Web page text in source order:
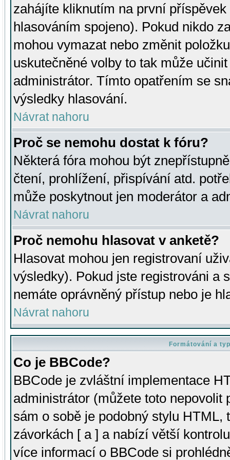
zahájíte kliknutím na první
hlasováním spojeno). Pokud nikdo
mohou vymazat nebo změnit
uskutečněné volby to tak může
administrátor. Tímto opatřením se
výsledky hlasování.
Návrat nahoru
Proč se nemohu dostat k fóru?
Některá fóra mohou být
čtení, prohlížení, přispívání atd.
může poskytnout jen moderátor a
Návrat nahoru
Proč nemohu hlasovat v anketě?
Hlasovat mohou jen registrovaní
výsledky). Pokud jste registrováni a
nemáte oprávněný přístup nebo je
Návrat nahoru
Formátování a
Co je BBCode?
BBCode je zvláštní implementace
administrátor (můžete toto
sám o sobě je podobný stylu HTML,
závorkách [ a ] a nabízí větší
více informací o BBCode si